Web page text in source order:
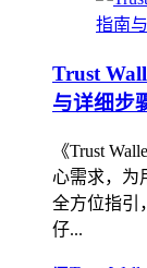
Trust
与详细步
《Trust
心需求，为
全方位指引
仔...